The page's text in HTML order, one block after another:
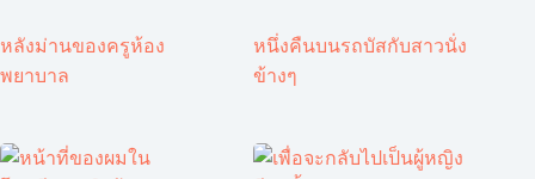
หลังม่านของครูห้อง
พยาบาล
หนึ่งคืนบนรถบัสกับสาวนั่ง
ข้างๆ